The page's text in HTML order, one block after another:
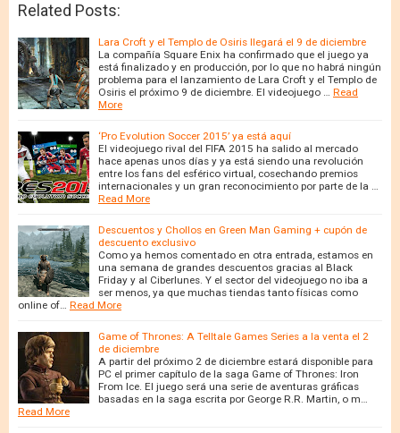
Related Posts:
Lara Croft y el Templo de Osiris llegará el 9 de diciembre
La compañía Square Enix ha confirmado que el juego ya
está finalizado y en producción, por lo que no habrá ningún
problema para el lanzamiento de Lara Croft y el Templo de
Osiris el próximo 9 de diciembre. El videojuego … Read
More
‘Pro Evolution Soccer 2015’ ya está aquí
El videojuego rival del FIFA 2015 ha salido al mercado
hace apenas unos días y ya está siendo una revolución
entre los fans del esférico virtual, cosechando premios
internacionales y un gran reconocimiento por parte de la …
Read More
Descuentos y Chollos en Green Man Gaming + cupón de
descuento exclusivo
Como ya hemos comentado en otra entrada, estamos en
una semana de grandes descuentos gracias al Black
Friday y al Ciberlunes. Y el sector del videojuego no iba a
ser menos, ya que muchas tiendas tanto físicas como
online of… Read More
Game of Thrones: A Telltale Games Series a la venta el 2
de diciembre
A partir del próximo 2 de diciembre estará disponible para
PC el primer capítulo de la saga Game of Thrones: Iron
From Ice. El juego será una serie de aventuras gráficas
basadas en la saga escrita por George R.R. Martin, o m…
Read More